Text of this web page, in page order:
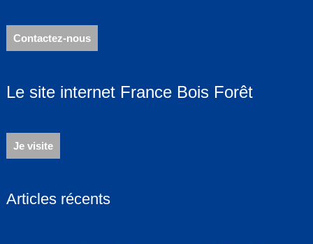
Contactez-nous
Le site internet France Bois Forêt
Je visite
Articles récents